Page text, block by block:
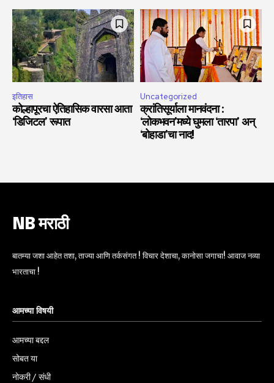
इतिहास
कोल्हापूरचा ऐतिहासिक वारसा आता
‘डिजिटल’ रूपात
Uncategorized
क्रांतिसूर्याला मानवंदना :
‘लोकभवन’मध्ये घुमला ‘तारपा’ अन्
‘बोहाडा’चा नाद!
NB मराठी
बातम्या जशा आहेत तशा, ताज्या आणि तर्कसंगत ! विचार देशाचा, कानोसा जगाचा! आवाज नव्या
भारताचा !
आमच्या विषयी
आमच्या बद्दल
सोबत या
नोकरी / संधी